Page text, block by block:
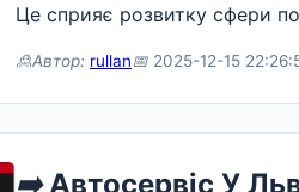
Це сприяє розвитку сфери
🙎Автор: rullan📅 2025-12-15
➡️Автосервіс У